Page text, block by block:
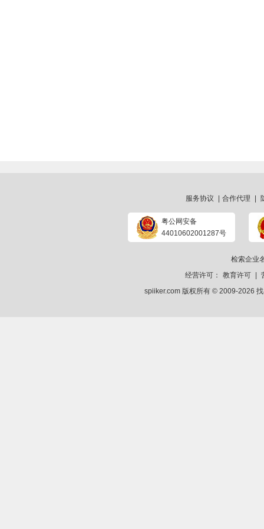
服务协议 合作代理
粤公网安备
44010602001287号
检索企业
经营许可：
教育许可
spiiker.com 版权所有 © 2009-2026